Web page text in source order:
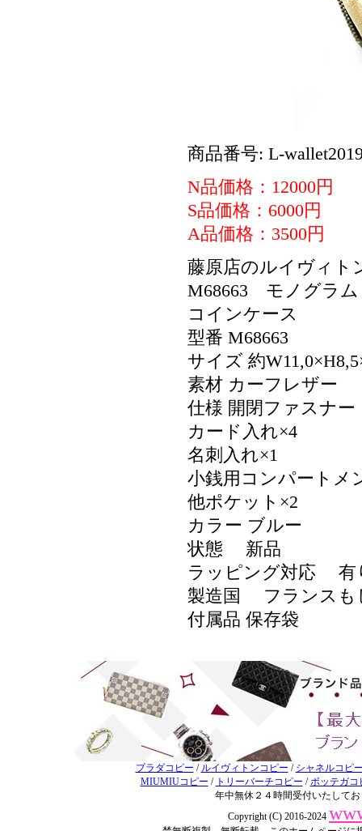
商品番号: L-
N品価格：12000円
S品価格：6000円
A品価格：3500円
藤原店のルイヴィ
M68663 モノグラ
コインケース
型番 M68663
サイズ 約
素材 カーフレザー
仕様 開閉ファスナー
カード入れ×4
名刺入れ×1
小銭用コンパートメ
他ポケット×2
カラー ブルー
状態 新品
ラッピング対応
製造国 フランス
付属品 保存袋
プラダコピー / ルイヴィトンコピー / シャネルコピ
MIUMIUコピー / トリーバーチコピー /ボッテガコ
年中無休２４時間受付いたして
Copyright (C) 2016-2024